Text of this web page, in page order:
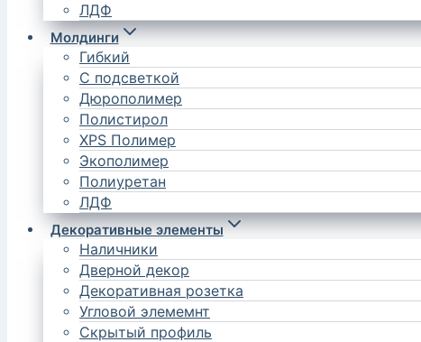
ЛДФ
Молдинги
Гибкий
С подсветкой
Дюрополимер
Полистирол
XPS Полимер
Экополимер
Полиуретан
ЛДФ
Декоративные элементы
Наличники
Дверной декор
Декоративная розетка
Угловой элемемнт
Скрытый профиль